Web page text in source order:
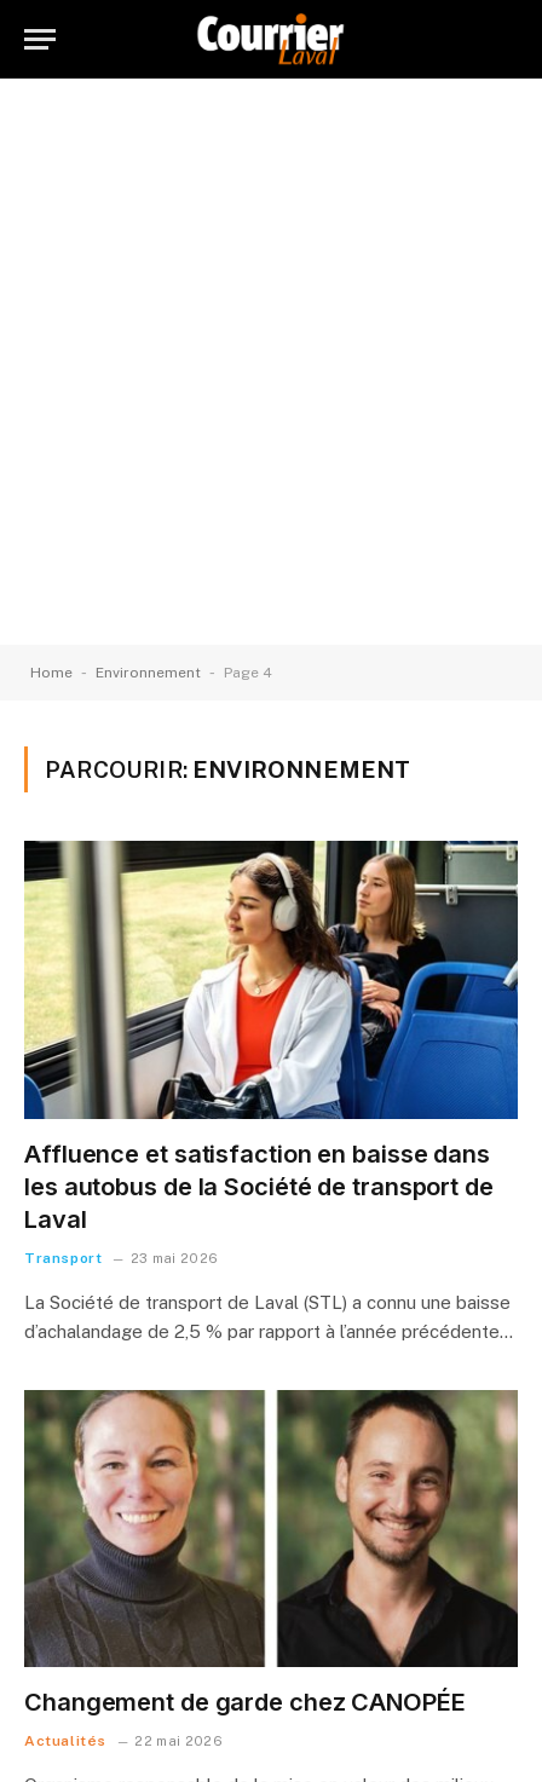
Home - Environnement - Page 4
PARCOURIR: ENVIRONNEMENT
Affluence et satisfaction en baisse dans
les autobus de la Société de transport de
Laval
Transport 23 mai 2026
La Société de transport de Laval (STL) a connu une baisse
d’achalandage de 2,5 % par rapport à l’année précédente…
Changement de garde chez CANOPÉE
Actualités 22 mai 2026